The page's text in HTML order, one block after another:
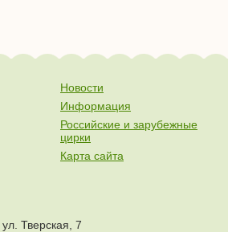
Новости
Информация
Российские и зарубежные
цирки
Карта сайта
Тверская, 7